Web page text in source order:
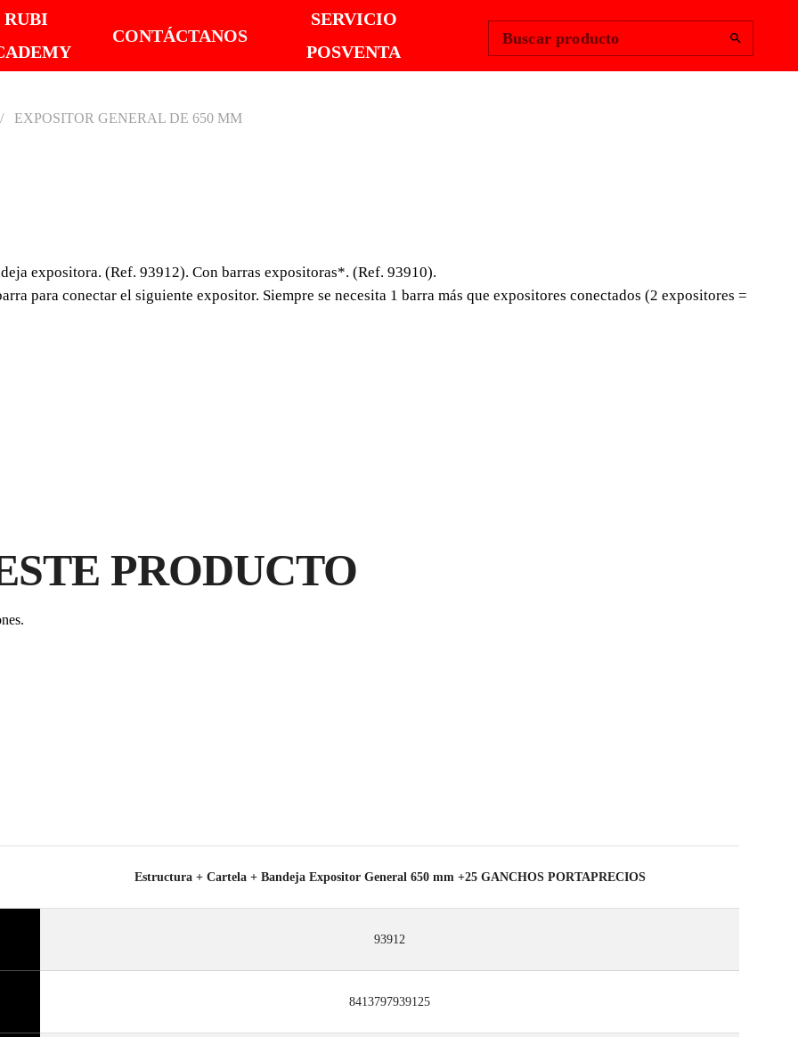
RUBI
CONTÁCTANOS
SERVICIO
POSVENTA
Buscar producto
EXPOSITOR GENERAL DE 650 MM
Expositor general de 650 mm
expositora. (Ref. 93912). Con barras expositoras*. (Ref. 93910).
para conectar el siguiente expositor. Siempre se necesita 1 barra más que expositores conectados (2 expositores =
PRODUCTO
Estructura + Cartela + Bandeja Expositor General 650 mm +25 GANCHOS PORTAPRECIOS
93912
8413797939125